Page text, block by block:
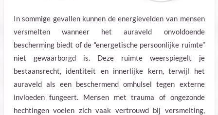
In sommige gevallen kunnen de energievelden van mensen
versmelten wanneer het auraveld onvoldoende
bescherming biedt of de “energetische persoonlijke ruimte”
niet gewaarborgd is. Deze ruimte weerspiegelt je
bestaansrecht, identiteit en innerlijke kern, terwijl het
auraveld als een beschermend omhulsel tegen externe
invloeden fungeert. Mensen met trauma of ongezonde
hechtingen voelen zich vaak vertrouwd bij versmelting,